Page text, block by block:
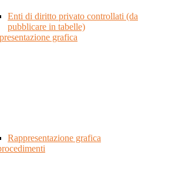
Enti di diritto privato controllati (da
pubblicare in tabelle)
grafica
Rappresentazione grafica